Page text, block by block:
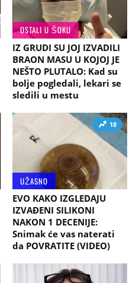
OSTALI U ŠOKU
IZ GRUDI SU JOJ IZVADILI
BRAON MASU U KOJOJ JE
NEŠTO PLUTALO: Kad su
bolje pogledali, lekari se
sledili u mestu
18
UŽASNO
EVO KAKO IZGLEDAJU
IZVAĐENI SILIKONI
NAKON 1 DECENIJE:
Snimak će vas naterati
da POVRATITE (VIDEO)